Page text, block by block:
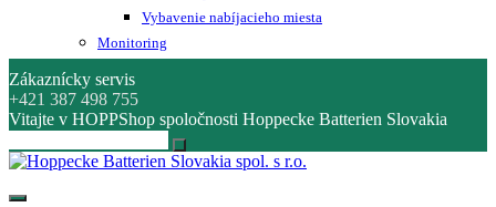
Vybavenie nabíjacieho miesta
Monitoring
Zákaznícky servis
+421 387 498 755
Vitajte v HOPPShop spoločnosti Hoppecke Batterien Slovakia
Hoppecke Batterien Slovakia spol. s r.o.
Online B2B konfigurátor HOPPECKE